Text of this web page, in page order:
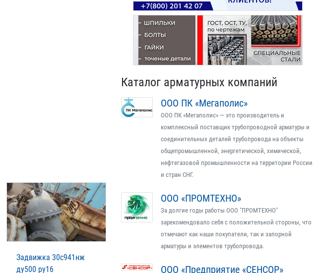
Задвижка 30с941нж
ду500 ру16
Каталог арматурных компаний
ООО ПК «Мегаполис»
ООО ПК «Мегаполис» — это производитель и
комплексный поставщик трубопроводной арматуры и
соединительных деталей трубопровода на объекты
общепромышленной, энергетической, химической,
нефтегазовой промышленности на территории России
и стран СНГ.
ООО «ПРОМТЕХНО»
За долгие годы работы ООО "ПРОМТЕХНО"
зарекомендовало себя с положительной стороны, что
отмечают как наши покупатели, так и запорной
арматуры и элементов трубопровода.
ООО «Предприятие «СЕНСОР»